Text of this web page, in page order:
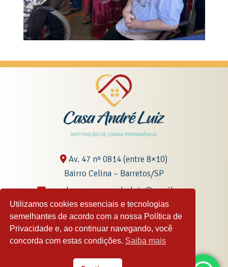
Av. 47 nº 0814 (entre 8×10)
Bairro Celina – Barretos/SP
coordenacaocasaandreluiz@gmail.com
(17) 3322-8330
(17) 99152-5815
Utilizamos cookies essenciais e tecnologias
semelhantes de acordo com a nossa Política de
Privacidade e, ao continuar navegando, você
concorda com estas condições. Saiba mais